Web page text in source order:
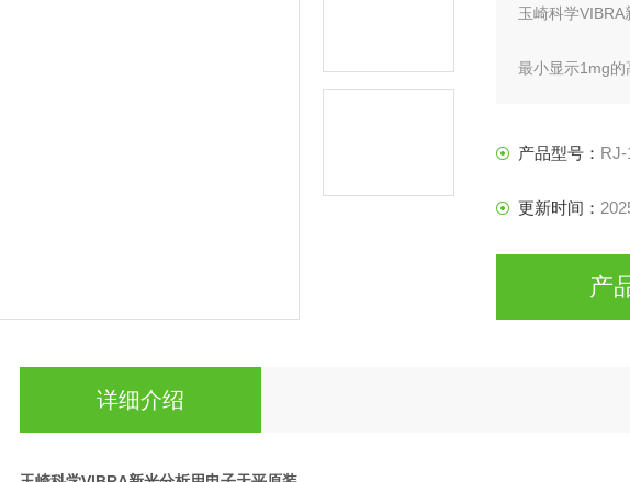
玉崎科学
最小显示1mg
产品型号： RJ-
更新时间：
产
详细介绍